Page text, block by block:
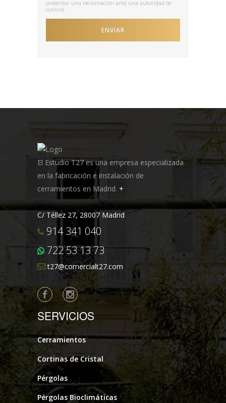
presentar una reclamación ante una autoridad de
control.
El Estudio T27 es una empresa especializada
en la fabricación e instalación de
cerramientos en Madrid. +
C/ Téllez 27, 28007 Madrid
914 341 040
722 53 13 73
t27@comercialt27.com
SERVICIOS
Cerramientos
Cortinas de Cristal
Pérgolas
Pérgolas Bioclimáticas